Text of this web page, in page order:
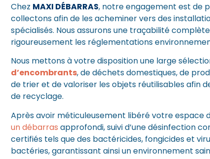
Chez MAXI DÉBARRAS, notre engagement est de
collectons afin de les acheminer vers des
spécialisés. Nous assurons une traçabilité
rigoureusement les réglementations
Nous mettons à votre disposition une large
d’encombrants, de déchets domestiques, de
de trier et de valoriser les objets réutilisables afin
de recyclage.
Après avoir méticuleusement libéré votre espace
un débarras approfondi, suivi d’une désinfection
certifiés tels que des bactéricides, fongicides et
bactéries, garantissant ainsi un environnement